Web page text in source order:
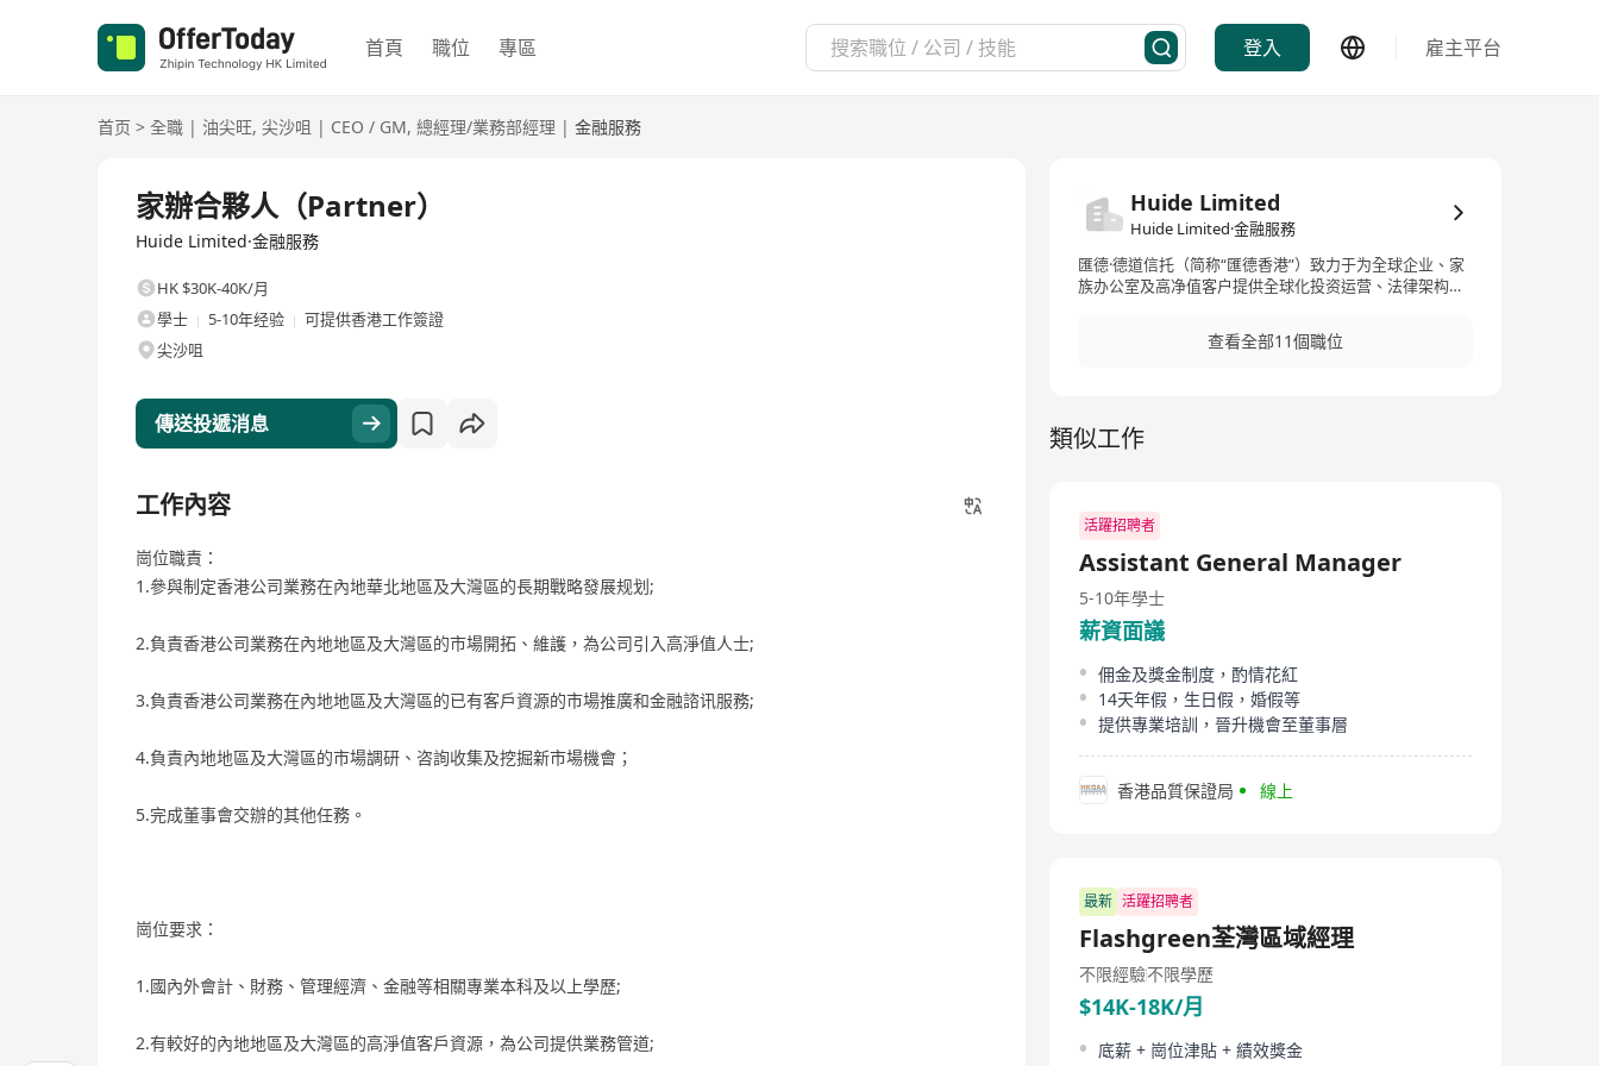
首頁 職位 專區 登入 雇主平台
首页 > 全職 | 油尖旺, 尖沙咀 | CEO / GM, 總經理/業務部經理 | 金融服務
家辦合夥人（Partner）
Huide Limited·金融服務
HK $30K-40K/月
學士
5-10年经验
可提供香港工作簽證
尖沙咀
傳送投遞消息
工作內容
崗位職責：
1.參與制定香港公司業務在內地華北地區及大灣區的長期戰略發展规划;
2.負責香港公司業務在內地地區及大灣區的市場開拓、維護，為公司引入高淨值人士;
3.負責香港公司業務在內地地區及大灣區的已有客戶資源的市場推廣和金融諮讯服務;
4.負責內地地區及大灣區的市場調研、咨詢收集及挖掘新市場機會；
5.完成董事會交辦的其他任務。
崗位要求：
1.國內外會計、財務、管理經濟、金融等相關專業本科及以上學歷;
2.有較好的內地地區及大灣區的高淨值客戶資源，為公司提供業務管道;
Huide Limited
Huide Limited·金融服務
匯德·德道信托（简称“匯德香港”）致力于为全球企业、家
族办公室及高净值客户提供全球化投资运营、法律架构、
前，“匯德香港”总部设立于香港，在上海、深圳、新加
坡、伦敦均设有办公室及战略合作机构。专业团队超70
建、外汇备案、ODI等跨境并购业务提供一站式方案设计
及运营管理。
查看全部11個職位
類似工作
活躍招聘者
Assistant General Manager
5-10年學士
薪資面議
佣金及獎金制度，酌情花紅
14天年假，生日假，婚假等
提供專業培訓，晉升機會至董事層
香港品質保證局 線上
最新 活躍招聘者
Flashgreen荃灣區域經理
不限經驗不限學歷
$14K-18K/月
底薪 + 崗位津貼 + 績效獎金